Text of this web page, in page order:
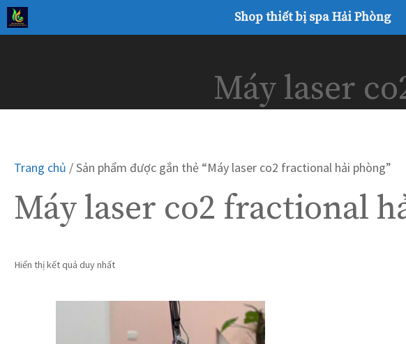
Chuyển
đến
Shop thiết bị spa Hải Phòng
Máy laser
Trang chủ / Sản phẩm được gắn thẻ “Máy laser co2 fractional hải phòng”
Máy laser co2 fractional
Hiển thị kết quả duy nhất